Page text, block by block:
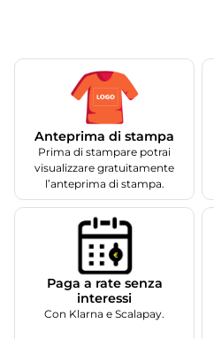
Anteprima di stampa
Prima di stampare potrai
visualizzare gratuitamente
l’anteprima di stampa.
Paga a rate senza
interessi
Con Klarna e Scalapay.